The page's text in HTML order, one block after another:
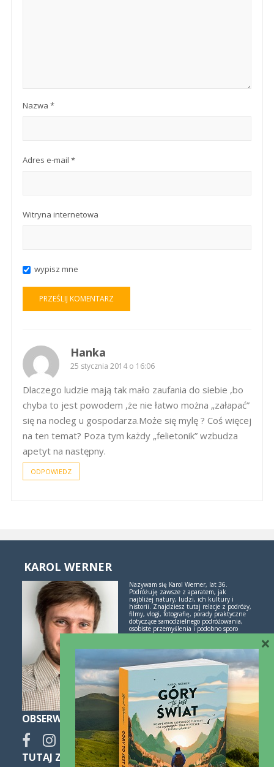
Nazwa *
Adres e-mail *
Witryna internetowa
wypisz mne
Hanka
25 stycznia 2014 o 16:06
Dlaczego ludzie mają tak mało zaufania do siebie ,bo
chyba to jest powodem ,że nie łatwo można „załapać”
się na nocleg u gospodarza.Może się mylę ? Coś więcej
na ten temat? Poza tym każdy „felietonik” wzbudza
apetyt na następny.
ODPOWIEDZ
KAROL WERNER
Nazywam się Karol Werner, lat 36.
Podróżuję zawsze z aparatem, jak
najbliżej natury, ludzi, ich kultury i
historii. Znajdziesz tutaj relacje z podróży,
filmy, vlogi, fotografię, porady praktyczne
dotyczące samodzielnego podróżowania,
osobiste przemyślenia i podobno sporo
inspiracji. Jeśli lubisz świetne historie i
polubimy się!
Więcej o mnie i blogu
OBSERWUJ
TUTAJ ZNAJDZIESZ SPOKO NOCLEGI:
×